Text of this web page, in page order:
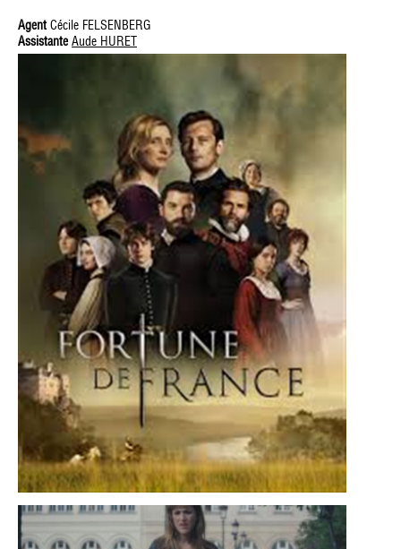
AgentCécile FELSENBERG
Assistante Aude HURET